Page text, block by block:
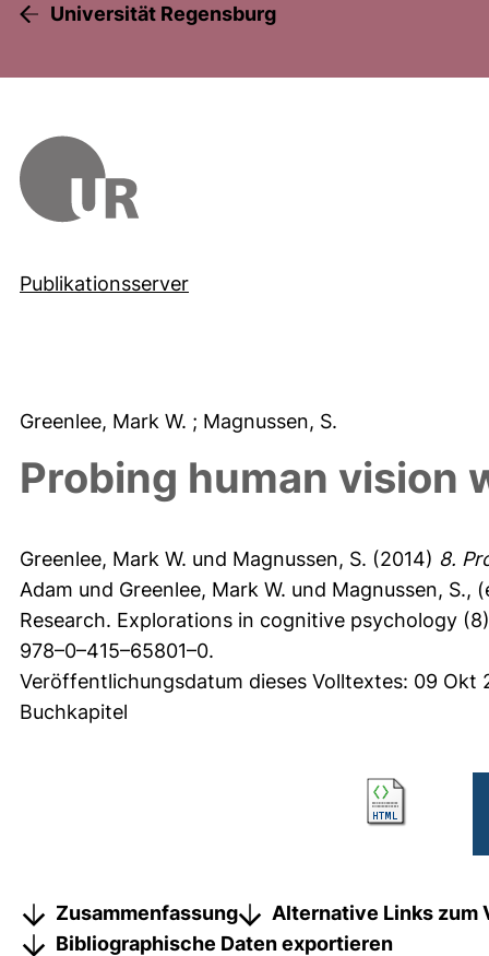
Universität Regensburg
Publikationsserver
Greenlee, Mark W. ; Magnussen, S.
Probing human vision
Greenlee, Mark W. und Magnussen, S. (2014) 8.
Adam und Greenlee, Mark W. und Magnussen, S.,
Research. Explorations in cognitive psychology
978–0–415–65801–0.
Veröffentlichungsdatum dieses Volltextes: 09 Okt
Buchkapitel
Zusammenfassung
Alternative Links zum
Bibliographische Daten exportieren